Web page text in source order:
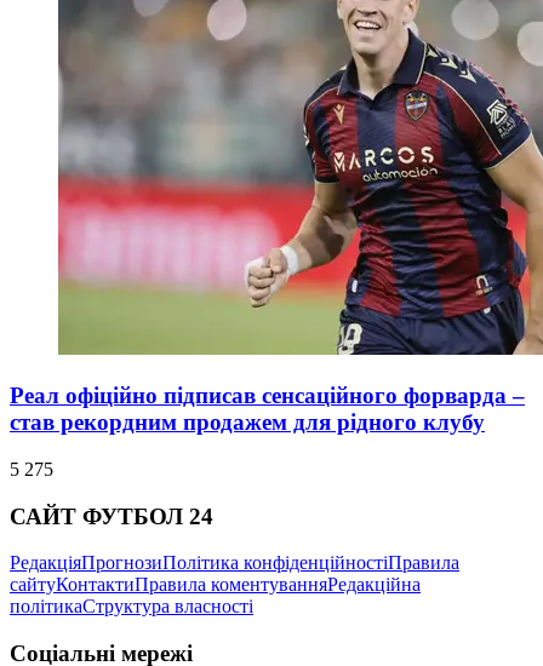
Реал офіційно підписав сенсаційного форварда –
став рекордним продажем для рідного клубу
5 275
САЙТ ФУТБОЛ 24
РедакціяПрогнозиПолітика конфіденційностіПравила
сайтуКонтактиПравила коментуванняРедакційна
політикаСтруктура власності
Соціальні мережі